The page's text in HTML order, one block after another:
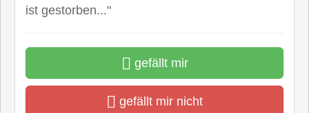
ist gestorben..."
gefällt mir
gefällt mir nicht